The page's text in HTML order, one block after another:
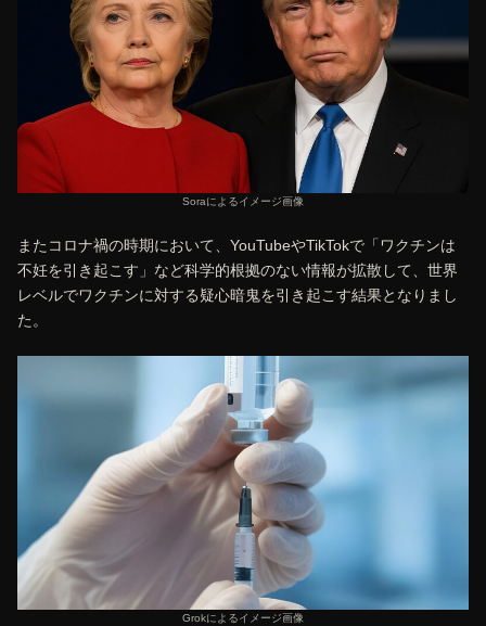
Soraによるイメージ画像
またコロナ禍の時期において、YouTubeやTikTokで「ワクチンは
不妊を引き起こす」など科学的根拠のない情報が拡散して、世界
レベルでワクチンに対する疑心暗鬼を引き起こす結果となりまし
た。
Grokによるイメージ画像